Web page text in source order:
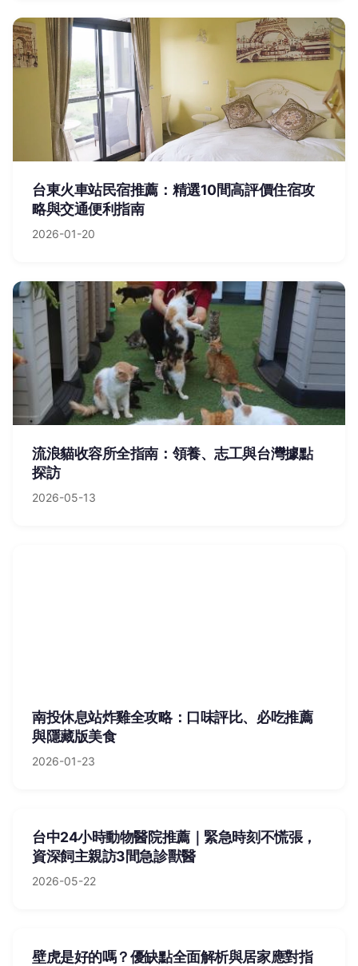
台東火車站民宿推薦：精選10間高評價住宿攻
略與交通便利指南
2026-01-20
流浪貓收容所全指南：領養、志工與台灣據點
探訪
2026-05-13
南投休息站炸雞全攻略：口味評比、必吃推薦
與隱藏版美食
2026-01-23
台中24小時動物醫院推薦｜緊急時刻不慌張，
資深飼主親訪3間急診獸醫
2026-05-22
壁虎是好的嗎？優缺點全面解析與居家應對指